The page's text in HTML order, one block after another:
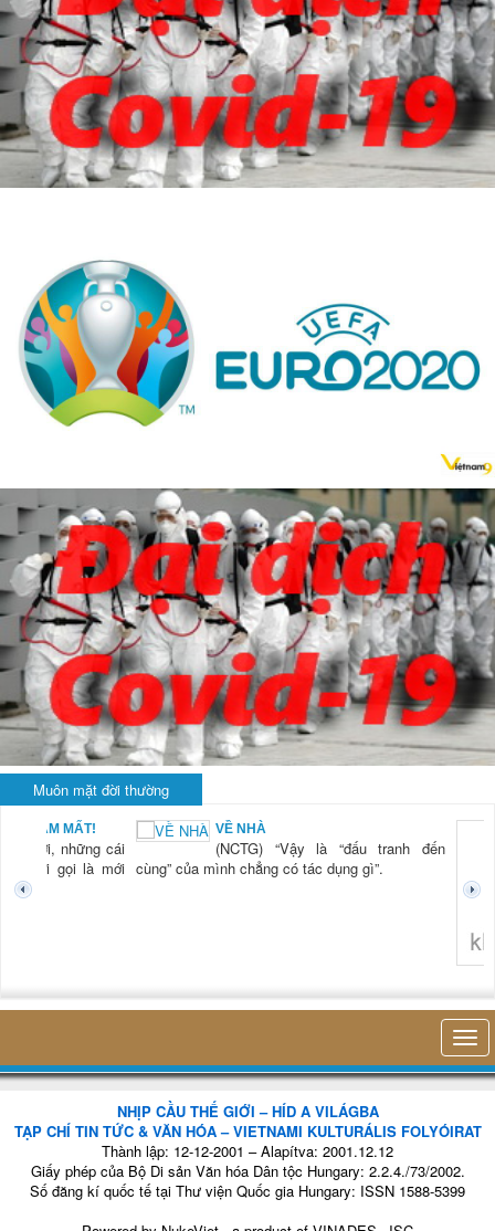
Muôn mặt đời thường
NAM MẤT!
“Xời, những cái
mới gọi là mới
VỀ NHÀ
(NCTG) “Vậy là “đấu tranh đến
cùng” của mình chẳng có tác dụng gì”.
NHỊP CẦU THẾ GIỚI – HÍD A VILÁGBA
TẠP CHÍ TIN TỨC & VĂN HÓA – VIETNAMI KULTURÁLIS FOLYÓIRAT
Thành lập: 12-12-2001 – Alapítva: 2001.12.12
Giấy phép của Bộ Di sản Văn hóa Dân tộc Hungary: 2.2.4./73/2002.
Số đăng kí quốc tế tại Thư viện Quốc gia Hungary: ISSN 1588-5399